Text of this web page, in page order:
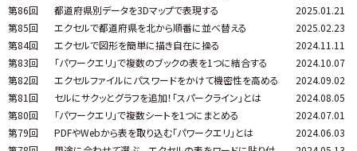
第86回
都道府県別データを3Dマップで表現する
2025.01.21
第85回
エクセルで都道府県を北から順番に並べ替える
2025.02.23
第84回
エクセルで図形を簡単に描き自在に操る
2024.11.11
第83回
「パワークエリ」で複数のブックの表を1つに結合する
2024.10.07
第82回
エクセルファイルにパスワードをかけて機密性を高める
2024.09.02
第81回
セルにサクッとグラフを追加！「スパークライン」とは
2024.08.05
第80回
「パワークエリ」で複数シートを1つにまとめる
2024.07.01
第79回
PDFやWebから表を取り込む「パワークエリ」とは
2024.06.03